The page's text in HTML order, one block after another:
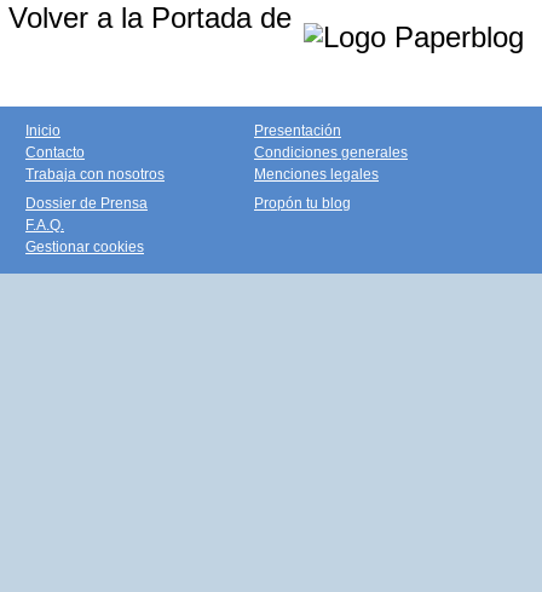
Volver a la Portada de
Inicio
Contacto
Trabaja con nosotros
Presentación
Condiciones generales
Menciones legales
Dossier de Prensa
F.A.Q.
Gestionar cookies
Propón tu blog